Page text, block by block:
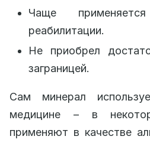
Чаще
реабилитации.
Не приобрел
заграницей.
Сам минерал
медицине – в
применяют в качестве